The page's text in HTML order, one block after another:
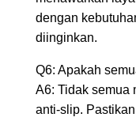
dengan
diinginkan.
Q6: Apakah
A6: Tidak semua
anti-slip.